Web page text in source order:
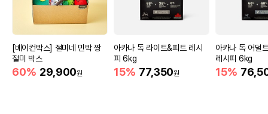
[베이컨박스] 절미네 민박 짱
절미 박스
60% 29,900원
아카나 독 라이트&피트 레시
피 6kg
15% 77,350원
아카나 독 어덜
레시피 6kg
15%